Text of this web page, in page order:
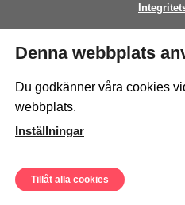
This site is protected by
© Sweeto Scandinavia
Denna webbplats
Du godkänner våra cookies
webbplats.
Inställningar
Tillåt alla cookies